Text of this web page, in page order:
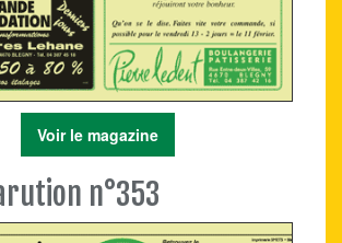
Voir le magazine
n°353